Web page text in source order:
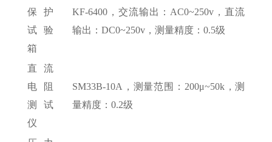
保护
试验
箱
KF-6400，交流输出：AC0~250v，直流
输出：DC0~250v，测量精度：0.5级
直流
电阻
测试
仪
SM33B-10A，测量范围：200μ~50k，测
量精度：0.2级